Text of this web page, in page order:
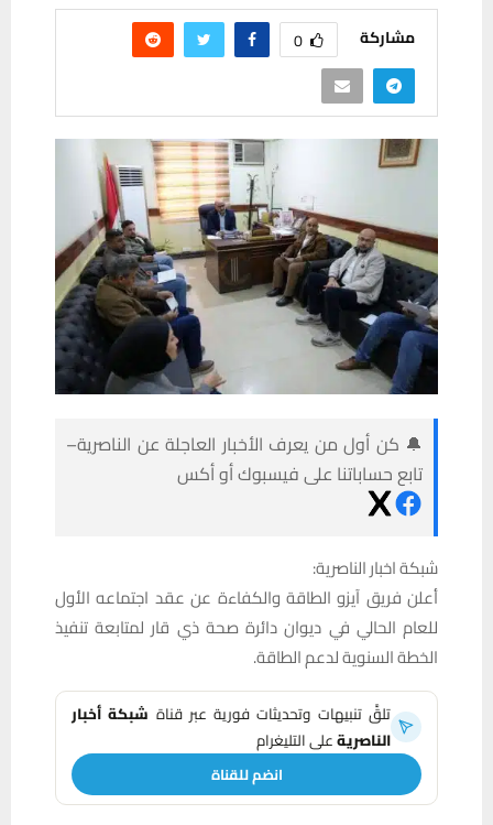
مشاركة 0
🔔 كن أول من يعرف الأخبار العاجلة عن الناصرية–
تابع حساباتنا على فيسبوك أو أكس
شبكة اخبار الناصرية:
أعلن فريق آيزو الطاقة والكفاءة عن عقد اجتماعه الأول
للعام الحالي في ديوان دائرة صحة ذي قار لمتابعة تنفيذ
الخطة السنوية لدعم الطاقة.
تلقَّ تنبيهات وتحديثات فورية عبر قناة شبكة أخبار
الناصريةعلى التليغرام
انضم للقناة